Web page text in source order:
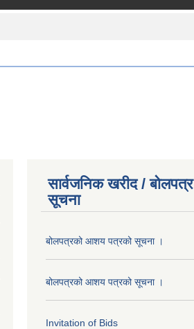
सार्वजनिक खरीद / बोलपत्र
सूचना
बोलपत्रको आशय पत्रको सूचना ।
बोलपत्रको आशय पत्रको सूचना ।
Invitation of Bids